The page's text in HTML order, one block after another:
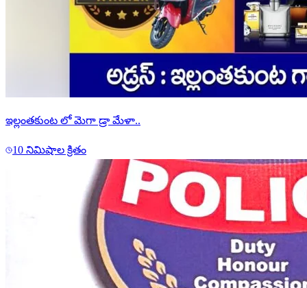
ఇల్లంతకుంట లో మెగా డ్రా మేళా..
10 నిమిషాల క్రితం